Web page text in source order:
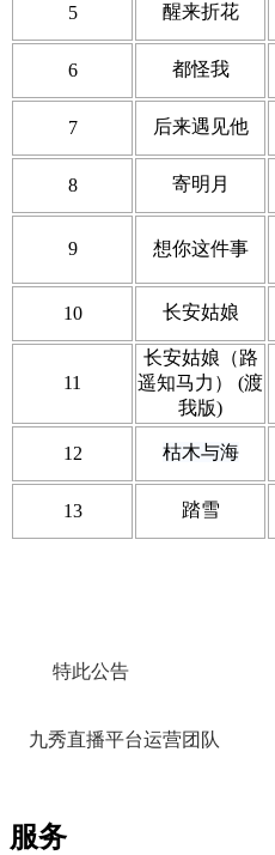
5 醒来折花
6 都怪我
7 后来遇见他
8 寄明月
9 想你这件事
10 长安姑娘
11
长安姑娘（路
遥知马力） (渡
我版)
12 枯木与海
13 踏雪
特此公告
九秀直播平台运营团队
服务